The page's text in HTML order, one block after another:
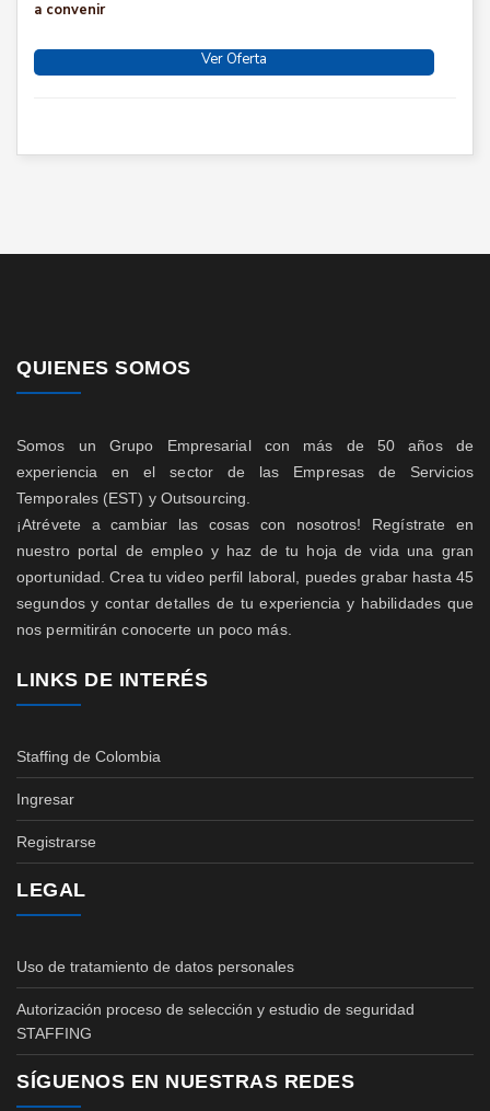
a convenir
Ver Oferta
QUIENES SOMOS
Somos un Grupo Empresarial con más de 50 años de
experiencia en el sector de las Empresas de Servicios
Temporales (EST) y Outsourcing.
¡Atrévete a cambiar las cosas con nosotros! Regístrate en
nuestro portal de empleo y haz de tu hoja de vida una gran
oportunidad. Crea tu video perfil laboral, puedes grabar hasta 45
segundos y contar detalles de tu experiencia y habilidades que
nos permitirán conocerte un poco más.
LINKS DE INTERÉS
Staffing de Colombia
Ingresar
Registrarse
LEGAL
Uso de tratamiento de datos personales
Autorización proceso de selección y estudio de seguridad
STAFFING
SÍGUENOS EN NUESTRAS REDES